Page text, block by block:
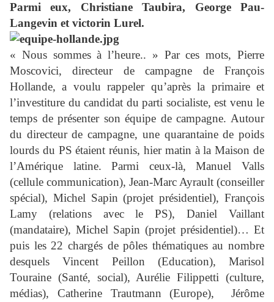
Parmi eux, Christiane Taubira, George Pau-
Langevin et victorin Lurel.
« Nous sommes à l’heure.. » Par ces mots, Pierre
Moscovici, directeur de campagne de François
Hollande, a voulu rappeler qu’après la primaire et
l’investiture du candidat du parti socialiste, est venu le
temps de présenter son équipe de campagne. Autour
du directeur de campagne, une quarantaine de poids
lourds du PS étaient réunis, hier matin à la Maison de
l’Amérique latine. Parmi ceux-là, Manuel Valls
(cellule communication), Jean-Marc Ayrault (conseiller
spécial), Michel Sapin (projet présidentiel), François
Lamy (relations avec le PS), Daniel Vaillant
(mandataire), Michel Sapin (projet présidentiel)… Et
puis les 22 chargés de pôles thématiques au nombre
desquels Vincent Peillon (Education), Marisol
Touraine (Santé, social), Aurélie Filippetti (culture,
médias), Catherine Trautmann (Europe), Jérôme